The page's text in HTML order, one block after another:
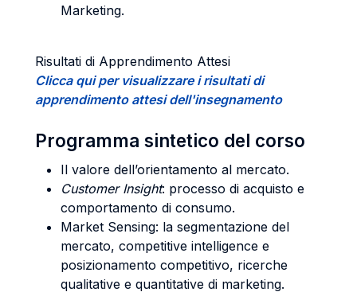
Marketing.
Risultati di Apprendimento Attesi
Clicca qui per visualizzare i risultati di
apprendimento attesi dell'insegnamento
Programma sintetico del corso
Il valore dell’orientamento al mercato.
Customer Insight: processo di acquisto e
comportamento di consumo.
Market Sensing: la segmentazione del
mercato, competitive intelligence e
posizionamento competitivo, ricerche
qualitative e quantitative di marketing.